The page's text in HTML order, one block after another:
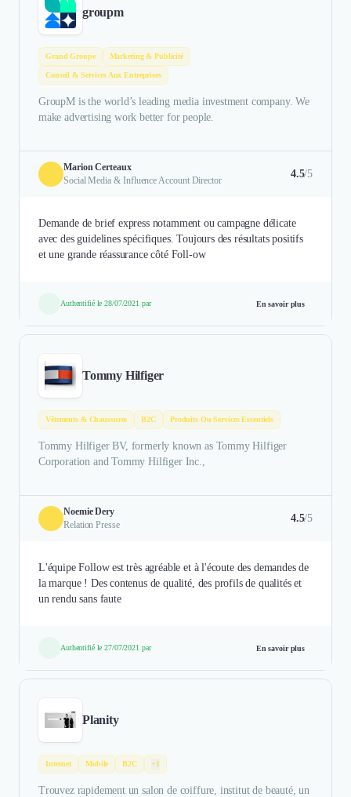
groupm
Grand Groupe Marketing & Publicité
Conseil & Services Aux Entreprises
GroupM is the world’s leading media investment company. We
make advertising work better for people.
Marion Certeaux
Social Media & Influence Account Director
4.5/5
Demande de brief express notamment ou campagne délicate
avec des guidelines spécifiques. Toujours des résultats positifs
et une grande réassurance côté Foll-ow
Authentifié le 28/07/2021 par En savoir plus
Tommy Hilfiger
Vêtements & Chaussures B2C Produits Ou Services Essentiels
Tommy Hilfiger BV, formerly known as Tommy Hilfiger
Corporation and Tommy Hilfiger Inc.,
Noemie Dery
Relation Presse
4.5/5
L'équipe Follow est très agréable et à l'écoute des demandes de
la marque ! Des contenus de qualité, des profils de qualités et
un rendu sans faute
Authentifié le 27/07/2021 par En savoir plus
Planity
Internet Mobile B2C +1
Trouvez rapidement un salon de coiffure, institut de beauté, un